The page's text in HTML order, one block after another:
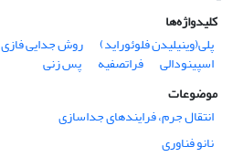
کلیدواژه‌ها
پلی(وینیلیدن فلوئوراید)
روش جدایی فازی
اسپینودالی فراتصفیه
پس زنی
موضوعات
انتقال جرم، فرایندهای جداسازی
نانو فناوری